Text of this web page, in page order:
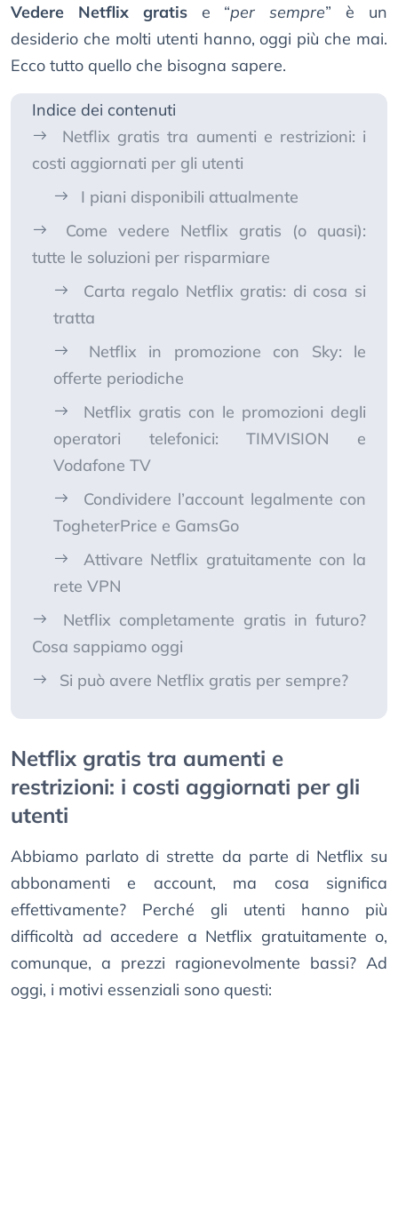
Vedere Netflix gratise “per sempre” è un
desiderio che molti utenti hanno, oggi più che mai.
Ecco tutto quello che bisogna sapere.
Indice dei contenuti
Netflix gratis tra aumenti e restrizioni: i
costi aggiornati per gli utenti
I piani disponibili attualmente
Come vedere Netflix gratis (o quasi):
tutte le soluzioni per risparmiare
Carta regalo Netflix gratis: di cosa si
tratta
Netflix in promozione con Sky: le
offerte periodiche
Netflix gratis con le promozioni degli
operatori telefonici: TIMVISION e
Vodafone TV
Condividere l’account legalmente con
TogheterPrice e GamsGo
Attivare Netflix gratuitamente con la
rete VPN
Netflix completamente gratis in futuro?
Cosa sappiamo oggi
Si può avere Netflix gratis per sempre?
Netflix gratis tra aumenti e
restrizioni: i costi aggiornati per gli
utenti
Abbiamo parlato di strette da parte di Netflix su
abbonamenti e account, ma cosa significa
effettivamente? Perché gli utenti hanno più
difficoltà ad accedere a Netflix gratuitamente o,
comunque, a prezzi ragionevolmente bassi? Ad
oggi, i motivi essenziali sono questi: